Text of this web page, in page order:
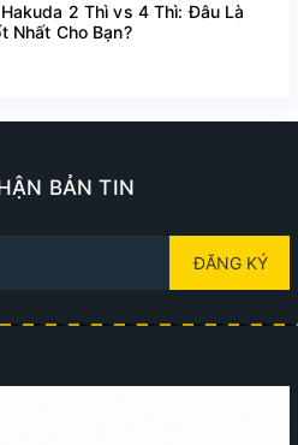
2 Thì vs 4 Thì: Đâu Là
Nhất Cho Bạn?
BẢN TIN
ĐĂNG KÝ